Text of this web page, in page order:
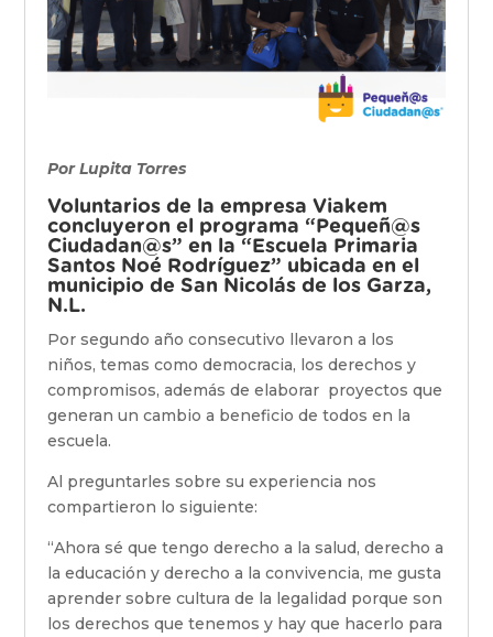
Por Lupita Torres
Voluntarios de la empresa Viakem
concluyeron el programa “Pequeñ@s
Ciudadan@s” en la “Escuela Primaria
Santos Noé Rodríguez” ubicada en el
municipio de San Nicolás de los Garza,
N.L.
Por segundo año consecutivo llevaron a los
niños, temas como democracia, los derechos y
compromisos, además de elaborar proyectos que
generan un cambio a beneficio de todos en la
escuela.
Al preguntarles sobre su experiencia nos
compartieron lo siguiente:
“Ahora sé que tengo derecho a la salud, derecho a
la educación y derecho a la convivencia, me gusta
aprender sobre cultura de la legalidad porque son
los derechos que tenemos y hay que hacerlo para